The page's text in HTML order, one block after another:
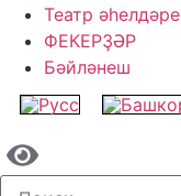
Театр әһелдәре
ФЕКЕРҘӘР
Бәйләнеш